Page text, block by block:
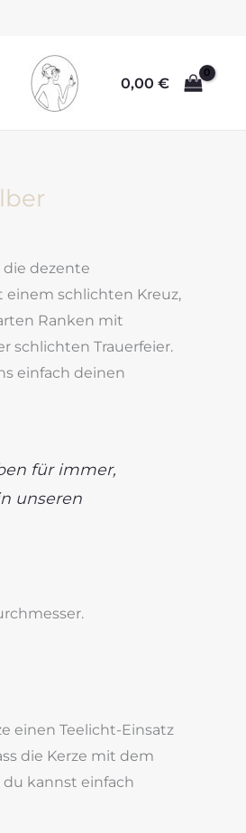
0,00 €
die dezente
einem schlichten Kreuz,
Ranken mit
schlichten Trauerfeier.
einfach deinen
für immer,
unseren
einen Teelicht-Einsatz
die Kerze mit dem
kannst einfach